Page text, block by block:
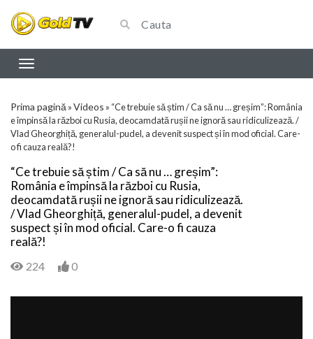
Prima pagină »Videos » “Ce trebuie să știm / Ca să nu … greșim”: România
e împinsă la război cu Rusia, deocamdată rușii ne ignoră sau ridiculizează. /
Vlad Gheorghiță, generalul-pudel, a devenit suspect și în mod oficial. Care-
o fi cauza reală?!
“Ce trebuie să știm / Ca să nu … greșim”:
România e împinsă la război cu Rusia,
deocamdată rușii ne ignoră sau ridiculizează.
/ Vlad Gheorghiță, generalul-pudel, a devenit
suspect și în mod oficial. Care-o fi cauza
reală?!
224 0